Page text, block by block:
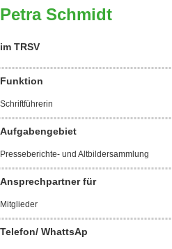
Petra Schmidt
im TRSV
Funktion
Schriftführerin
Aufgabengebiet
Presseberichte- und Altbildersammlung
Ansprechpartner für
Mitglieder
Telefon/ WhattsAp